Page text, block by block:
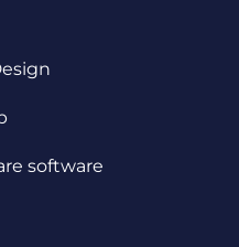
software